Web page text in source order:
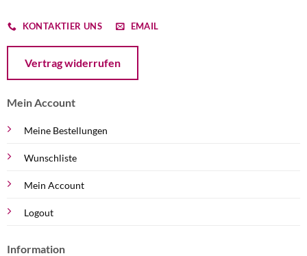
KONTAKTIER UNS EMAIL
Vertrag widerrufen
Mein Account
Meine Bestellungen
Wunschliste
Mein Account
Logout
Information